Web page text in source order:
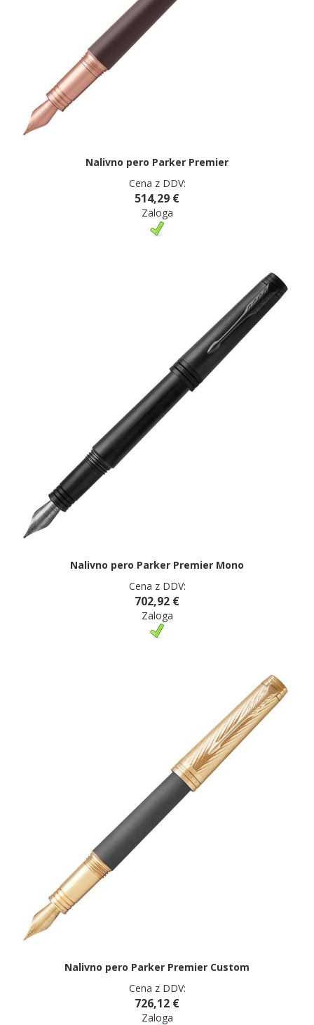
Nalivno pero Parker Premier
Cena z DDV:
514,29 €
Zaloga
Nalivno pero Parker Premier Mono
Cena z DDV:
702,92 €
Zaloga
Nalivno pero Parker Premier Custom
Cena z DDV:
726,12 €
Zaloga